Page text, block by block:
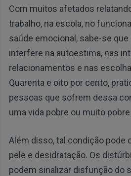
Com muitos afetados
trabalho, na escola, no
saúde emocional, sabe-se
interfere na autoestima, nas
relacionamentos e nas
Quarenta e oito por cento,
pessoas que sofrem dessa
uma vida pobre ou muito
Além disso, tal condição pode
pele e desidratação. Os
podem sinalizar disfunção do